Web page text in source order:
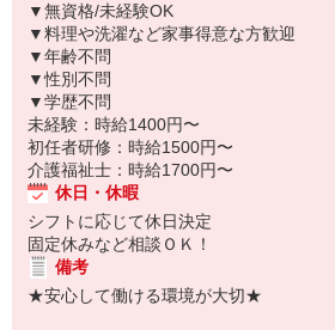
▼無資格/未経験OK
▼料理や洗濯など家事得意な方歓迎
▼年齢不問
▼性別不問
▼学歴不問
未経験：時給1400円〜
初任者研修：時給1500円〜
介護福祉士：時給1700円〜
休日・休暇
シフトに応じて休日決定
固定休みなど相談ＯＫ！
備考
★安心して働ける環境が大切★